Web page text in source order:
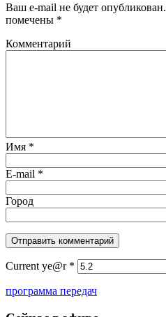
Ваш e-mail не будет опубликован.
помечены *
Комментарий
Имя *
E-mail *
Город
Current ye@r *
программа передач